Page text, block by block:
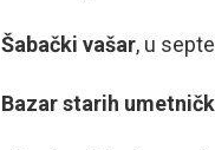
Šabački vašar, u
Bazar starih